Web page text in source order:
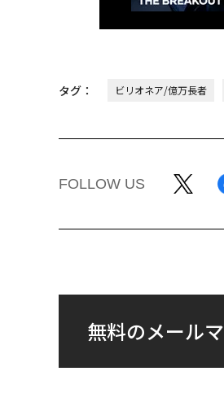
タグ： ビリオネア/億万長者
FOLLOW US
無料のメール